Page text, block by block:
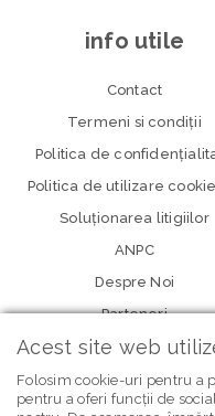
info utile
Contact
Termeni si condiţii
Politica de
Politica de utilizare
Soluționarea litigiilor
ANPC
Despre Noi
Parteneri
Acest site web
Folosim cookie-uri pentru a
pentru a oferi funcții de